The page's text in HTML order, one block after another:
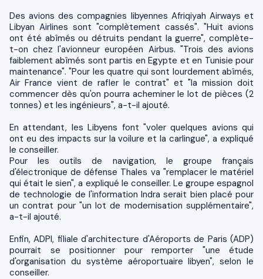
Des avions des compagnies libyennes Afriqiyah Airways et
Libyan Airlines sont "complètement cassés". "Huit avions
ont été abîmés ou détruits pendant la guerre", complète-
t-on chez l'avionneur européen Airbus. "Trois des avions
faiblement abîmés sont partis en Egypte et en Tunisie pour
maintenance". "Pour les quatre qui sont lourdement abîmés,
Air France vient de rafler le contrat" et "la mission doit
commencer dès qu'on pourra acheminer le lot de pièces (2
tonnes) et les ingénieurs", a-t-il ajouté.
En attendant, les Libyens font "voler quelques avions qui
ont eu des impacts sur la voilure et la carlingue", a expliqué
le conseiller.
Pour les outils de navigation, le groupe français
d'électronique de défense Thales va "remplacer le matériel
qui était le sien", a expliqué le conseiller. Le groupe espagnol
de technologie de l'information Indra serait bien placé pour
un contrat pour "un lot de modernisation supplémentaire",
a-t-il ajouté.
Enfin, ADPI, filiale d'architecture d'Aéroports de Paris (ADP)
pourrait se positionner pour remporter "une étude
d'organisation du système aéroportuaire libyen", selon le
conseiller.